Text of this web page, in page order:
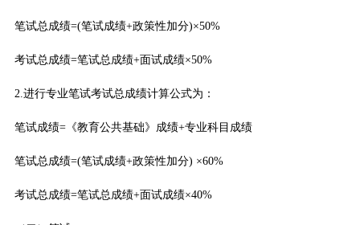
笔试总成绩=(笔试成绩+政策性加分)×50%
考试总成绩=笔试总成绩+面试成绩×50%
2.进行专业笔试考试总成绩计算公式为：
笔试成绩=《教育公共基础》成绩+专业科目成绩
笔试总成绩=(笔试成绩+政策性加分) ×60%
考试总成绩=笔试总成绩+面试成绩×40%